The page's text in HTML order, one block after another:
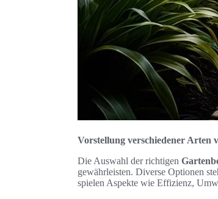
Vorstellung verschiedener Arten
Die Auswahl der richtigen
gewährleisten. Diverse Optionen
spielen Aspekte wie Effizienz,